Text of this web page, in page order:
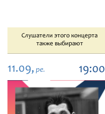
Слушатели этого концерта
также выбирают
11.09, pe. 19:00